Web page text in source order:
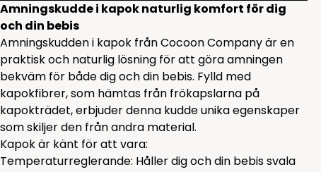
Amningskudde i kapok naturlig komfort för dig
och din bebis
Amningskudden i kapok från Cocoon Companyär en
praktisk och naturlig lösning för att göra amningen
bekväm för både dig och din bebis. Fylld med
kapokfibrer, som hämtas från frökapslarna på
kapokträdet, erbjuder denna kudde unika egenskaper
som skiljer den från andra material.
Kapok är känt för att vara:
Temperaturreglerande: Håller dig och din bebis svala